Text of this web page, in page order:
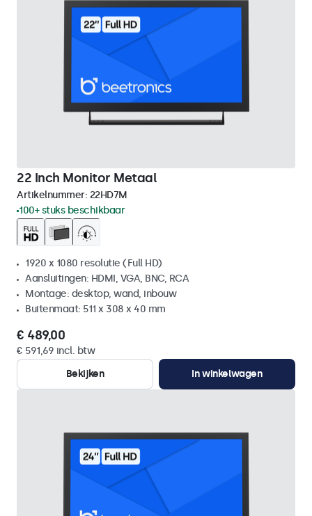
22 Inch Monitor Metaal
Artikelnummer: 22HD7M
100+ stuks beschikbaar
1920 x 1080 resolutie (Full HD)
Aansluitingen: HDMI, VGA, BNC, RCA
Montage: desktop, wand, inbouw
Buitenmaat: 511 x 308 x 40 mm
€ 489,00
€ 591,69 incl. btw
Bekijken
In winkelwagen